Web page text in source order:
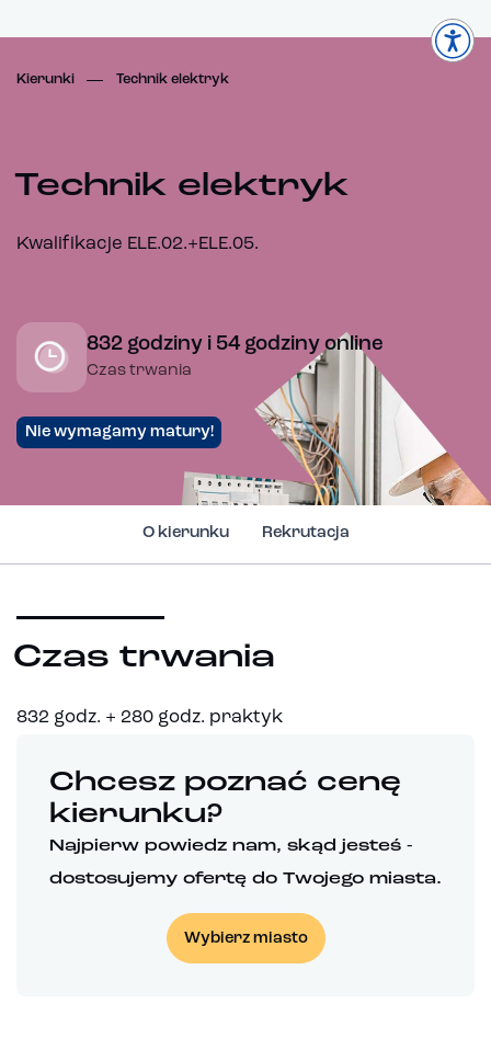
Kierunki Technik elektryk
Technik elektryk
Kwalifikacje ELE.02.+ELE.05.
832 godziny i 54 godziny online
Czas trwania
Nie wymagamy matury!
O kierunku Rekrutacja
Czas trwania
832 godz. + 280 godz. praktyk
Chcesz poznać cenę
kierunku?
Najpierw powiedz nam, skąd jesteś -
dostosujemy ofertę do Twojego miasta.
Wybierz miasto